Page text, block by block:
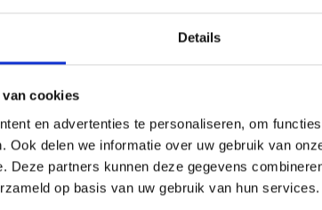
Details
van cookies
en advertenties te personaliseren, om
Ook delen we informatie over uw gebruik van
Deze partners kunnen deze gegevens
op basis van uw gebruik van hun services.